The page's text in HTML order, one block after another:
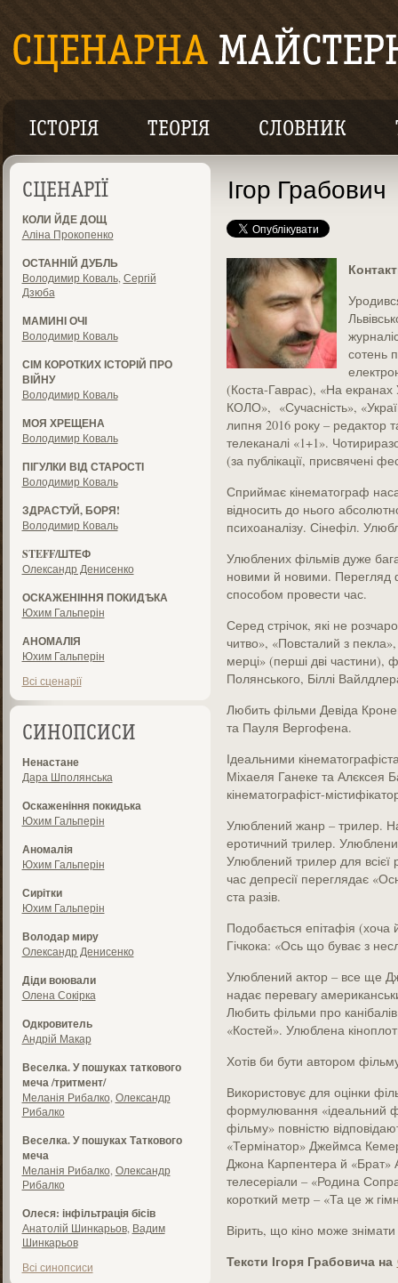
ІСТОРІЯ ТЕОРІЯ СЛОВНИК
СЦЕНАРІЇ
КОЛИ ЙДЕ ДОЩ
Аліна Прокопенко
ОСТАННІЙ ДУБЛЬ
Володимир Коваль, Сергій
Дзюба
МАМИНІ ОЧІ
Володимир Коваль
СІМ КОРОТКИХ ІСТОРІЙ ПРО
ВІЙНУ
Володимир Коваль
МОЯ ХРЕЩЕНА
Володимир Коваль
ПІГУЛКИ ВІД СТАРОСТІ
Володимир Коваль
ЗДРАСТУЙ, БОРЯ!
Володимир Коваль
STEFF/ШТЕФ
Олександр Денисенко
ОСКАЖЕНІННЯ ПОКИДѢКА
Юхим Гальперін
АНОМАЛІЯ
Юхим Гальперін
Всі сценарії
СИНОПСИСИ
Ненастане
Дара Шполянська
Оскаженіння покидька
Юхим Гальперін
Аномалія
Юхим Гальперін
Сирітки
Юхим Гальперін
Володар миру
Олександр Денисенко
Діди воювали
Олена Сокірка
Одкровитель
Андрій Макар
Веселка. У пошуках таткового
меча /тритмент/
Меланія Рибалко Олександр
Рибалко
Веселка. У пошуках Таткового
меча
Меланія Рибалко Олександр
Рибалко
Олеся: інфільтрація бісів
Анатолій Шинкарьов, Вадим
Шинкарьов
Всі синопсиси
Ігор Грабович
сотень
(Коста-Гаврас), «На екранах
КОЛО», «Сучасність»,
липня 2016 року – редактор
телеканалі «1+1».
(за публікації, присвячені
Сприймає кінематограф
відносить до нього
психоаналізу. Сінефіл.
Улюблених фільмів дуже
новими й новими.
способом провести час.
Серед стрічок, які не
читво», «Повсталий з
мерці» (перші дві
Полянського, Біллі
Любить фільми Девіда
та Пауля Вергофена.
Ідеальними
Міхаеля Ганеке та Алєксея
кінематографіст-
Улюблений жанр – трилер.
еротичний трилер.
Улюблений трилер для всієї
час депресії переглядає
ста разів.
Подобається епітафія (хоча
Гічкока: «Ось що буває з
Улюблений актор – все ще
надає перевагу
Любить фільми про
«Костей». Улюблена
Хотів би бути автором
Використовує для оцінки
формулювання «ідеальний
фільму» повністю
«Термінатор» Джеймса
Джона Карпентера й «Брат»
телесеріали – «Родина
короткий метр – «Та це ж
Вірить, що кіно може
Тексти Ігоря Грабовича на